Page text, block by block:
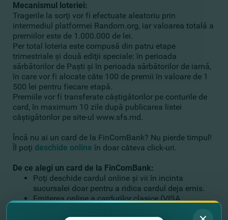
Mecanismul loteriei:
Tragerile la sorţi vor fi efectuate aleatoriu prin
intermediul platformei Random.org, iar valoarea totală a
premiilor este de 1.000.000 de lei.
Per total loteria este compusă din patru etape
trimestriale şi două ediţii speciale: în perioada
sărbătorilor de Paşti şi în perioada sărbătorilor de iarnă,
în care vor fi alocate câte 100 de premii în valoare de 1
500 lei pentru fiecare etapă.
Premiile vor fi transferate câştigătorilor pe conturile de
card, în maximum 10 zile după publicarea listei
câştigătorilor pe site-ul www.sfs.md.
Încă nu ai un card de la FinComBank? Nu pierde timpul!
Îl poţi deschide online în doar câteva click-uri.
De ce alegi un card de la FinComBank:
Poţi deschide cardul online şi vii în incinta
sucursalei doar pentru a ridica cardul deja emis.
Emiterea online a cardurilor clasice (VISA